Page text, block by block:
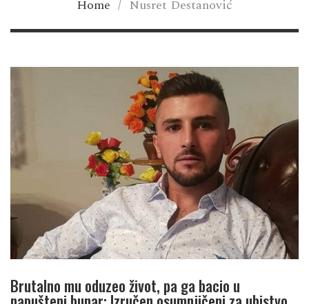
Home / Nusret Destanović
Brutalno mu oduzeo život, pa ga bacio u